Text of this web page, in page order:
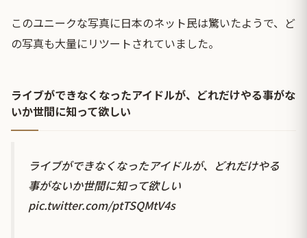
このユニークな写真に日本のネット民は驚いたようで、ど
の写真も大量にリツートされていました。
ライブができなくなったアイドルが、どれだけやる事がな
いか世間に知って欲しい
ライブができなくなったアイドルが、どれだけやる
事がないか世間に知って欲しい
pic.twitter.com/ptTSQMtV4s